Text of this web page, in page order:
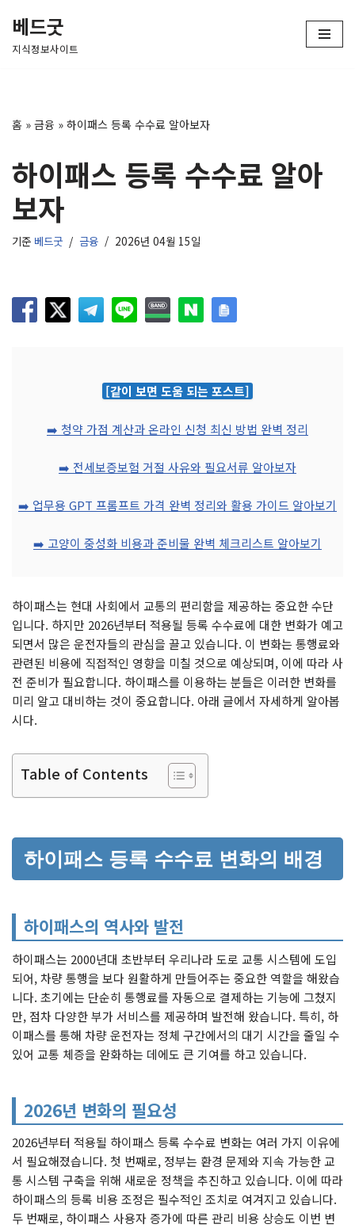
콘
건
기
베드굿
지식정보사이트
홈 » 금융 » 하이패스 등록 수수료 알아보자
하이패스 등록 수수료 알아
보자
기준 베드굿 금융 2026년 04월 15일
[같이 보면 도움 되는 포스트]
➡️ 청약 가점 계산과 온라인 신청 최신 방법 완벽 정리
➡️ 전세보증보험 거절 사유와 필요서류 알아보자
➡️ 업무용 GPT 프롬프트 가격 완벽 정리와 활용 가이드 알아보기
➡️ 고양이 중성화 비용과 준비물 완벽 체크리스트 알아보기
하이패스는 현대 사회에서 교통의 편리함을 제공하는 중요한 수단
입니다. 하지만 2026년부터 적용될 등록 수수료에 대한 변화가 예고
되면서 많은 운전자들의 관심을 끌고 있습니다. 이 변화는 통행료와
관련된 비용에 직접적인 영향을 미칠 것으로 예상되며, 이에 따라 사
전 준비가 필요합니다. 하이패스를 이용하는 분들은 이러한 변화를
미리 알고 대비하는 것이 중요합니다. 아래 글에서 자세하게 알아봅
시다.
Table of Contents
하이패스 등록 수수료 변화의 배경
하이패스의 역사와 발전
하이패스는 2000년대 초반부터 우리나라 도로 교통 시스템에 도입
되어, 차량 통행을 보다 원활하게 만들어주는 중요한 역할을 해왔습
니다. 초기에는 단순히 통행료를 자동으로 결제하는 기능에 그쳤지
만, 점차 다양한 부가 서비스를 제공하며 발전해 왔습니다. 특히, 하
이패스를 통해 차량 운전자는 정체 구간에서의 대기 시간을 줄일 수
있어 교통 체증을 완화하는 데에도 큰 기여를 하고 있습니다.
2026년 변화의 필요성
2026년부터 적용될 하이패스 등록 수수료 변화는 여러 가지 이유에
서 필요해졌습니다. 첫 번째로, 정부는 환경 문제와 지속 가능한 교
통 시스템 구축을 위해 새로운 정책을 추진하고 있습니다. 이에 따라
하이패스의 등록 비용 조정은 필수적인 조치로 여겨지고 있습니다.
두 번째로, 하이패스 사용자 증가에 따른 관리 비용 상승도 이번 변